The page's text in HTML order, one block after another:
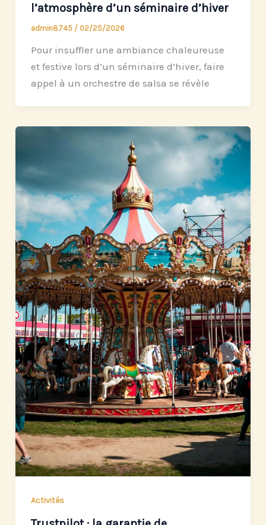
l’atmosphère d’un séminaire d’hiver
admin8745 / 02/25/2026
Pour insuffler une ambiance chaleureuse
et festive lors d’un séminaire d’hiver, faire
appel à un orchestre de salsa se révèle
Activités